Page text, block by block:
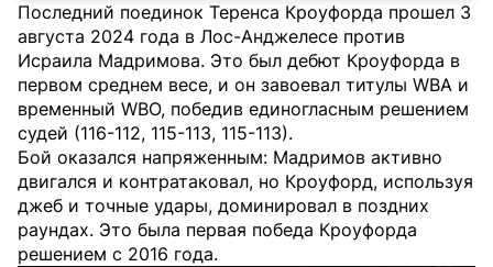
Последний поединок Теренса Кроуфорда прошел 3
августа 2024 года в Лос-Анджелесе против
Исраила Мадримова. Это был дебют Кроуфорда в
первом среднем весе, и он завоевал титулы WBA и
временный WBO, победив единогласным решением
судей (116-112, 115-113, 115-113).
Бой оказался напряженным: Мадримов активно
двигался и контратаковал, но Кроуфорд, используя
джеб и точные удары, доминировал в поздних
раундах. Это была первая победа Кроуфорда
решением с 2016 года.